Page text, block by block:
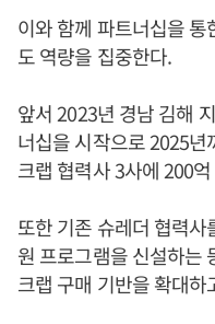
이와 함께 파트너십을
도 역량을 집중한다.
앞서 2023년 경남 김해
너십을 시작으로 2025
크랩 협력사 3사에 200
또한 기존 슈레더 협력
원 프로그램을 신설하는
크랩 구매 기반을 확대하